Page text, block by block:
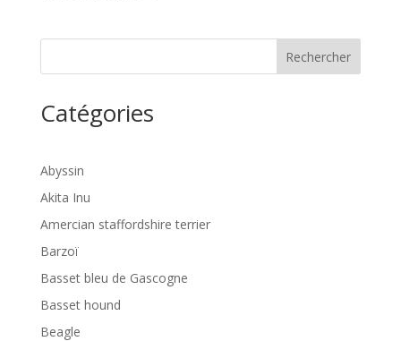
Rechercher
Catégories
Abyssin
Akita Inu
Amercian staffordshire terrier
Barzoï
Basset bleu de Gascogne
Basset hound
Beagle